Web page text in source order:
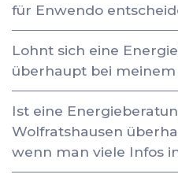
für Enwendo
Lohnt sich eine
überhaupt bei meinem
Ist eine
Wolfratshausen
wenn man viele Infos